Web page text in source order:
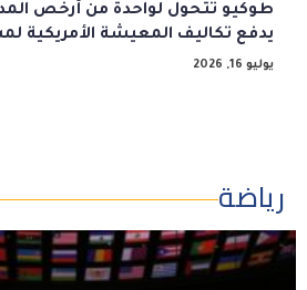
طوكيو تتحول لواحدة من أرخص
يدفع تكاليف المعيشة الأمريكية
يوليو 16, 2026
رياضة